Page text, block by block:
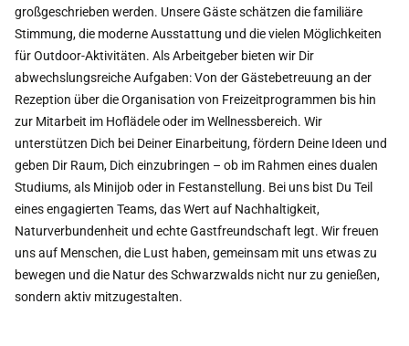
großgeschrieben werden. Unsere Gäste schätzen die familiäre
Stimmung, die moderne Ausstattung und die vielen Möglichkeiten
für Outdoor-Aktivitäten. Als Arbeitgeber bieten wir Dir
abwechslungsreiche Aufgaben: Von der Gästebetreuung an der
Rezeption über die Organisation von Freizeitprogrammen bis hin
zur Mitarbeit im Hoflädele oder im Wellnessbereich. Wir
unterstützen Dich bei Deiner Einarbeitung, fördern Deine Ideen und
geben Dir Raum, Dich einzubringen – ob im Rahmen eines dualen
Studiums, als Minijob oder in Festanstellung. Bei uns bist Du Teil
eines engagierten Teams, das Wert auf Nachhaltigkeit,
Naturverbundenheit und echte Gastfreundschaft legt. Wir freuen
uns auf Menschen, die Lust haben, gemeinsam mit uns etwas zu
bewegen und die Natur des Schwarzwalds nicht nur zu genießen,
sondern aktiv mitzugestalten.